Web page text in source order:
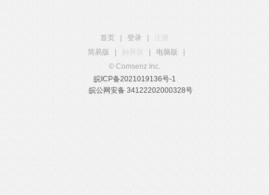
首页 登录
注册
简易版
触屏版 电脑版
© Comsenz Inc.
皖ICP备2021019136号-1
皖公网安备 34122202000328号